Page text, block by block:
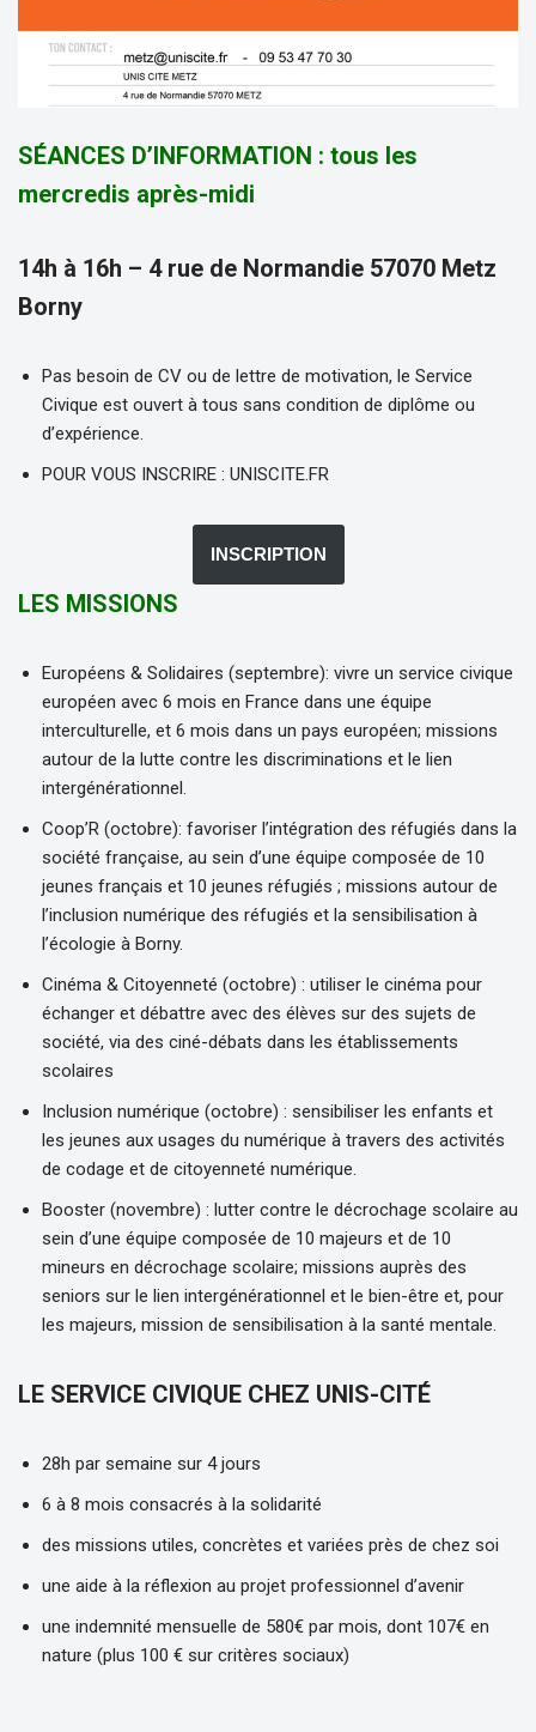
SÉANCES D’INFORMATION : tous les
mercredis après-midi
14h à 16h – 4 rue de Normandie 57070 Metz
Borny
Pas besoin de CV ou de lettre de motivation, le Service
Civique est ouvert à tous sans condition de diplôme ou
d’expérience.
POUR VOUS INSCRIRE : UNISCITE.FR
INSCRIPTION
LES MISSIONS
Européens & Solidaires (septembre): vivre un service civique
européen avec 6 mois en France dans une équipe
interculturelle, et 6 mois dans un pays européen; missions
autour de la lutte contre les discriminations et le lien
intergénérationnel.
Coop’R (octobre): favoriser l’intégration des réfugiés dans la
société française, au sein d’une équipe composée de 10
jeunes français et 10 jeunes réfugiés ; missions autour de
l’inclusion numérique des réfugiés et la sensibilisation à
l’écologie à Borny.
Cinéma & Citoyenneté (octobre) : utiliser le cinéma pour
échanger et débattre avec des élèves sur des sujets de
société, via des ciné-débats dans les établissements
scolaires
Inclusion numérique (octobre) : sensibiliser les enfants et
les jeunes aux usages du numérique à travers des activités
de codage et de citoyenneté numérique.
Booster (novembre) : lutter contre le décrochage scolaire au
sein d’une équipe composée de 10 majeurs et de 10
mineurs en décrochage scolaire; missions auprès des
seniors sur le lien intergénérationnel et le bien-être et, pour
les majeurs, mission de sensibilisation à la santé mentale.
LE SERVICE CIVIQUE CHEZ UNIS-CITÉ
28h par semaine sur 4 jours
6 à 8 mois consacrés à la solidarité
des missions utiles, concrètes et variées près de chez soi
une aide à la réflexion au projet professionnel d’avenir
une indemnité mensuelle de 580€ par mois, dont 107€ en
nature (plus 100 € sur critères sociaux)